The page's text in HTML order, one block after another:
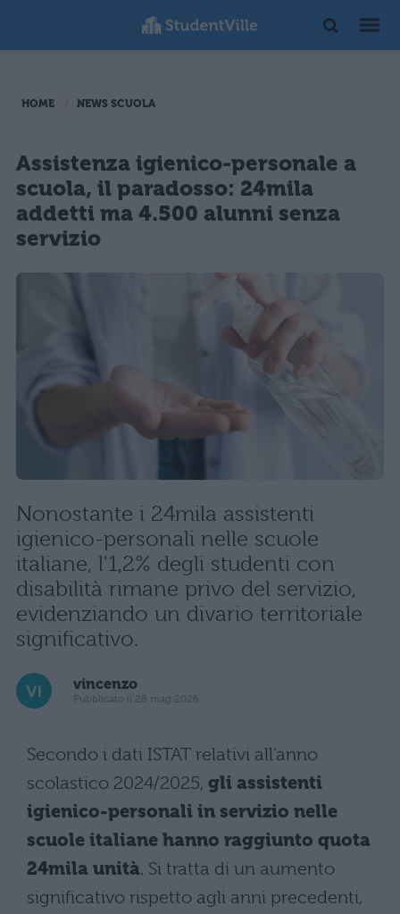
HOME NEWS SCUOLA
Assistenza igienico-personale a
scuola, il paradosso: 24mila
addetti ma 4.500 alunni senza
servizio
Nonostante i 24mila assistenti
igienico-personali nelle scuole
italiane, l'1,2% degli studenti con
disabilità rimane privo del servizio,
evidenziando un divario territoriale
significativo.
vincenzo
Pubblicato il 28 mag 2026
Secondo i dati ISTAT relativi all’anno
scolastico 2024/2025, gli assistenti
igienico-personali in servizio nelle
scuole italiane hanno raggiunto quota
24mila unità. Si tratta di un aumento
significativo rispetto agli anni precedenti,